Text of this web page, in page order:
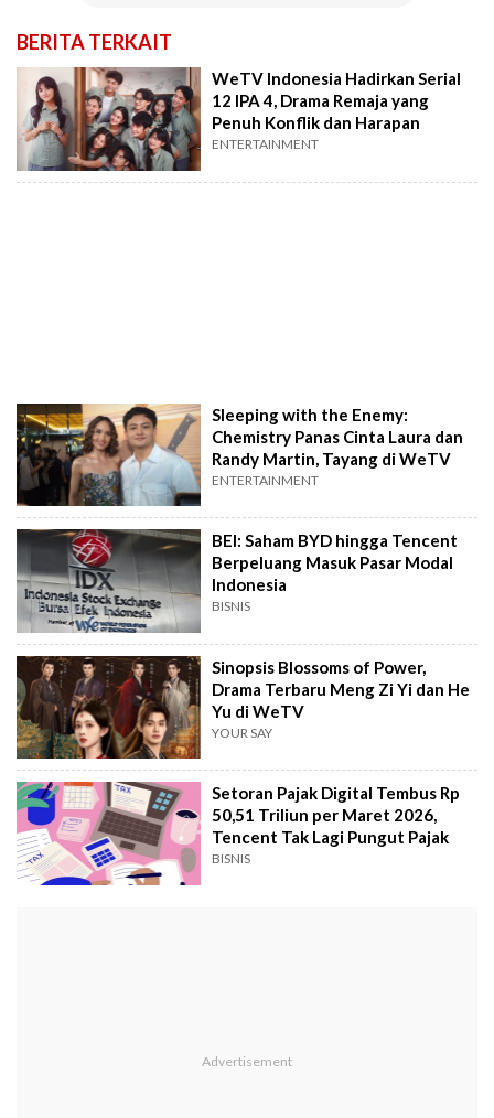
BERITA TERKAIT
WeTV Indonesia Hadirkan Serial
12 IPA 4, Drama Remaja yang
Penuh Konflik dan Harapan
ENTERTAINMENT
Sleeping with the Enemy:
Chemistry Panas Cinta Laura dan
Randy Martin, Tayang di WeTV
ENTERTAINMENT
BEI: Saham BYD hingga Tencent
Berpeluang Masuk Pasar Modal
Indonesia
BISNIS
Sinopsis Blossoms of Power,
Drama Terbaru Meng Zi Yi dan He
Yu di WeTV
YOUR SAY
Setoran Pajak Digital Tembus Rp
50,51 Triliun per Maret 2026,
Tencent Tak Lagi Pungut Pajak
BISNIS